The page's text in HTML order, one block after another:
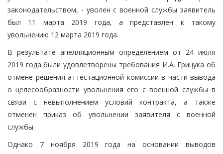
законодательством, - уволен с военной службы заявитель
был 11 марта 2019 года, а представлен к такому
увольнению 12 марта 2019 года.
В результате апелляционным определением от 24 июля
2019 года были удовлетворены требования И.А. Грицука об
отмене решения аттестационной комиссии в части вывода
о целесообразности увольнения его с военной службы в
связи с невыполнением условий контракта, а также
отменен приказ об увольнении заявителя с военной
службы.
Однако 7 ноября 2019 года на основании выводов